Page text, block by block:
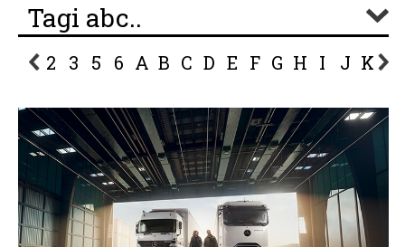
Tagi abc..
2 3 5 6 A B C D E F G H I J K L